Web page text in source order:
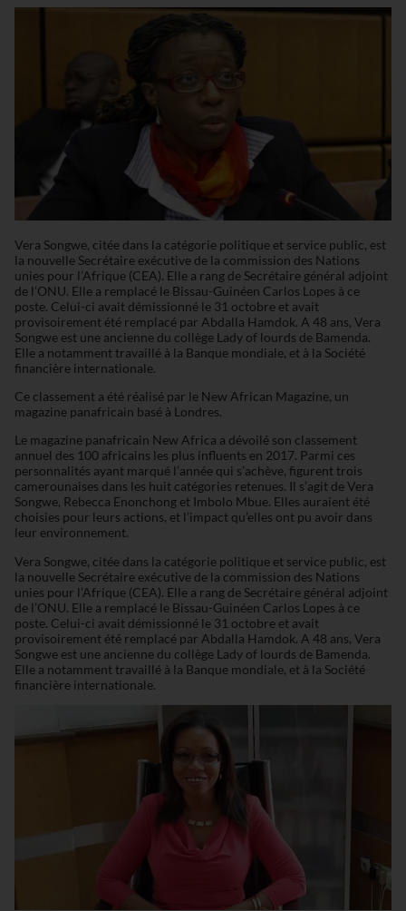
Vera Songwe, citée dans la catégorie politique et service public, est
la nouvelle Secrétaire exécutive de la commission des Nations
unies pour l’Afrique (CEA). Elle a rang de Secrétaire général adjoint
de l’ONU. Elle a remplacé le Bissau-Guinéen Carlos Lopes à ce
poste. Celui-ci avait démissionné le 31 octobre et avait
provisoirement été remplacé par Abdalla Hamdok. A 48 ans, Vera
Songwe est une ancienne du collège Lady of lourds de Bamenda.
Elle a notamment travaillé à la Banque mondiale, et à la Société
financière internationale.
Ce classement a été réalisé par le New African Magazine, un
magazine panafricain basé à Londres.
Le magazine panafricain New Africa a dévoilé son classement
annuel des 100 africains les plus influents en 2017. Parmi ces
personnalités ayant marqué l’année qui s’achève, figurent trois
camerounaises dans les huit catégories retenues. Il s’agit de Vera
Songwe, Rebecca Enonchong et Imbolo Mbue. Elles auraient été
choisies pour leurs actions, et l’impact qu’elles ont pu avoir dans
leur environnement.
Vera Songwe, citée dans la catégorie politique et service public, est
la nouvelle Secrétaire exécutive de la commission des Nations
unies pour l’Afrique (CEA). Elle a rang de Secrétaire général adjoint
de l’ONU. Elle a remplacé le Bissau-Guinéen Carlos Lopes à ce
poste. Celui-ci avait démissionné le 31 octobre et avait
provisoirement été remplacé par Abdalla Hamdok. A 48 ans, Vera
Songwe est une ancienne du collège Lady of lourds de Bamenda.
Elle a notamment travaillé à la Banque mondiale, et à la Société
financière internationale.